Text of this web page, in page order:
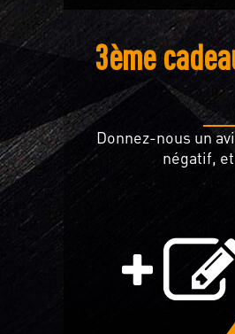
3ème
Donnez-nous un
négatif,